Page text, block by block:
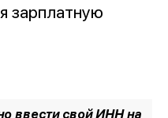
зарплатную
ввести свой ИНН на